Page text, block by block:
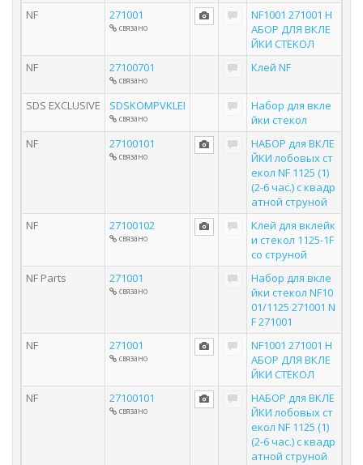
NF
271001
связано
NF1001 271001 Н
АБОР ДЛЯ ВКЛЕ
ЙКИ СТЕКОЛ
NF
27100701
связано
Клей NF
SDS EXCLUSIVE SDSKOMPVKLEI
связано
Набор для вкле
йки стекол
NF
27100101
связано
НАБОР для ВКЛЕ
ЙКИ лобовых ст
екол NF 1125 (1)
(2-6 час.) с квадр
атной струной
NF
27100102
связано
Клей для вклейк
и стекол 1125-1F
со струной
NF Parts
271001
связано
Набор для вкле
йки стекол NF10
01/1125 271001 N
F 271001
NF
271001
связано
NF1001 271001 Н
АБОР ДЛЯ ВКЛЕ
ЙКИ СТЕКОЛ
NF
27100101
связано
НАБОР для ВКЛЕ
ЙКИ лобовых ст
екол NF 1125 (1)
(2-6 час.) с квадр
атной струной